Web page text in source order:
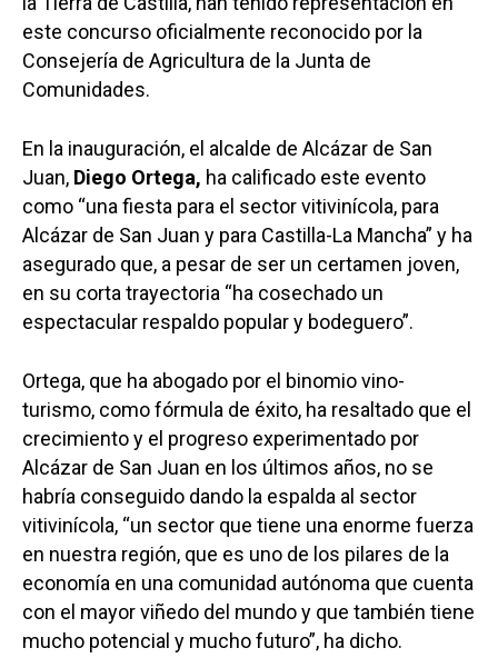
este concurso oficialmente reconocido por la
Consejería de Agricultura de la Junta de
Comunidades.
En la inauguración, el alcalde de Alcázar de San
Juan, Diego Ortega, ha calificado este evento
como “una fiesta para el sector vitivinícola, para
Alcázar de San Juan y para Castilla-La Mancha” y ha
asegurado que, a pesar de ser un certamen joven,
en su corta trayectoria “ha cosechado un
espectacular respaldo popular y bodeguero”.
Ortega, que ha abogado por el binomio vino-
turismo, como fórmula de éxito, ha resaltado que el
crecimiento y el progreso experimentado por
Alcázar de San Juan en los últimos años, no se
habría conseguido dando la espalda al sector
vitivinícola, “un sector que tiene una enorme fuerza
en nuestra región, que es uno de los pilares de la
economía en una comunidad autónoma que cuenta
con el mayor viñedo del mundo y que también tiene
mucho potencial y mucho futuro”, ha dicho.